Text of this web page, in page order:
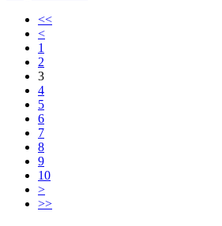
<<
<
1
2
3
4
5
6
7
8
9
10
>
>>